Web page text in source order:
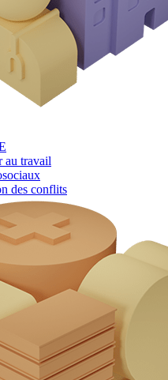
au travail
des conflits